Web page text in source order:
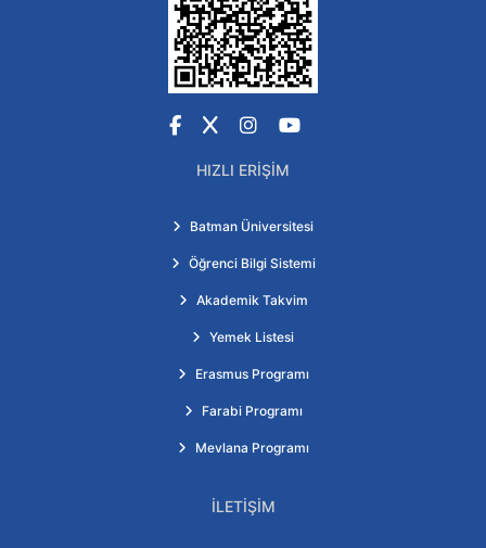
Facebook
X Instagram
YouTube
HIZLI ERIŞIM
Batman Üniversitesi
Öğrenci Bilgi Sistemi
Akademik Takvim
Yemek Listesi
Erasmus Programı
Farabi Programı
Mevlana Programı
İLETIŞIM